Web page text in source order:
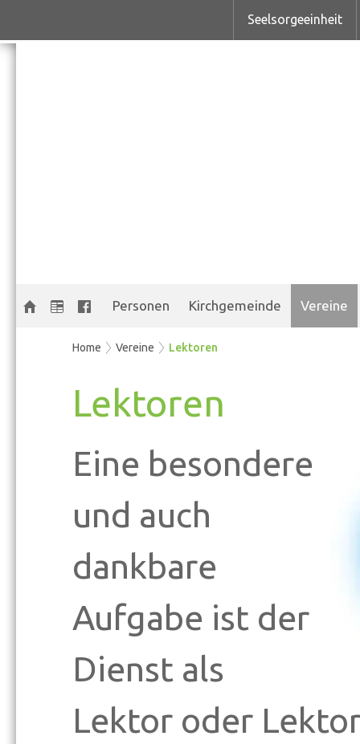
Seelsorgeeinheit
Personen Kirchgemeinde Vereine
Home Vereine Lektoren
Lektoren
Eine besondere
und auch
dankbare
Aufgabe ist der
Dienst als
Lektor oder